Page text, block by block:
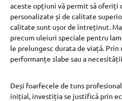
aceste opțiuni vă permit să oferiți
personalizate și de calitate
calitate sunt ușor de întreținut.
precum uleiuri speciale pentru
le prelungesc durata de viață.
performanțe slabe sau a
Deși foarfecele de tuns
inițial, investiția se justifică prin